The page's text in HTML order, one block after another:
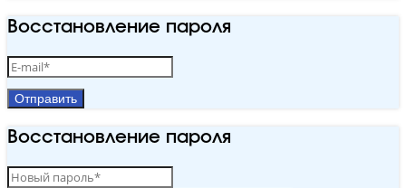
Восстановление пароля
Отправить
Восстановление пароля